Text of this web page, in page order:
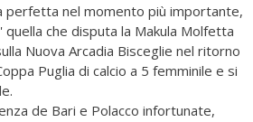
nel momento più importante,
che disputa la Makula Molfetta
Nuova Arcadia Bisceglie nel ritorno
Puglia di calcio a 5 femminile e si
de Bari e Polacco infortunate,